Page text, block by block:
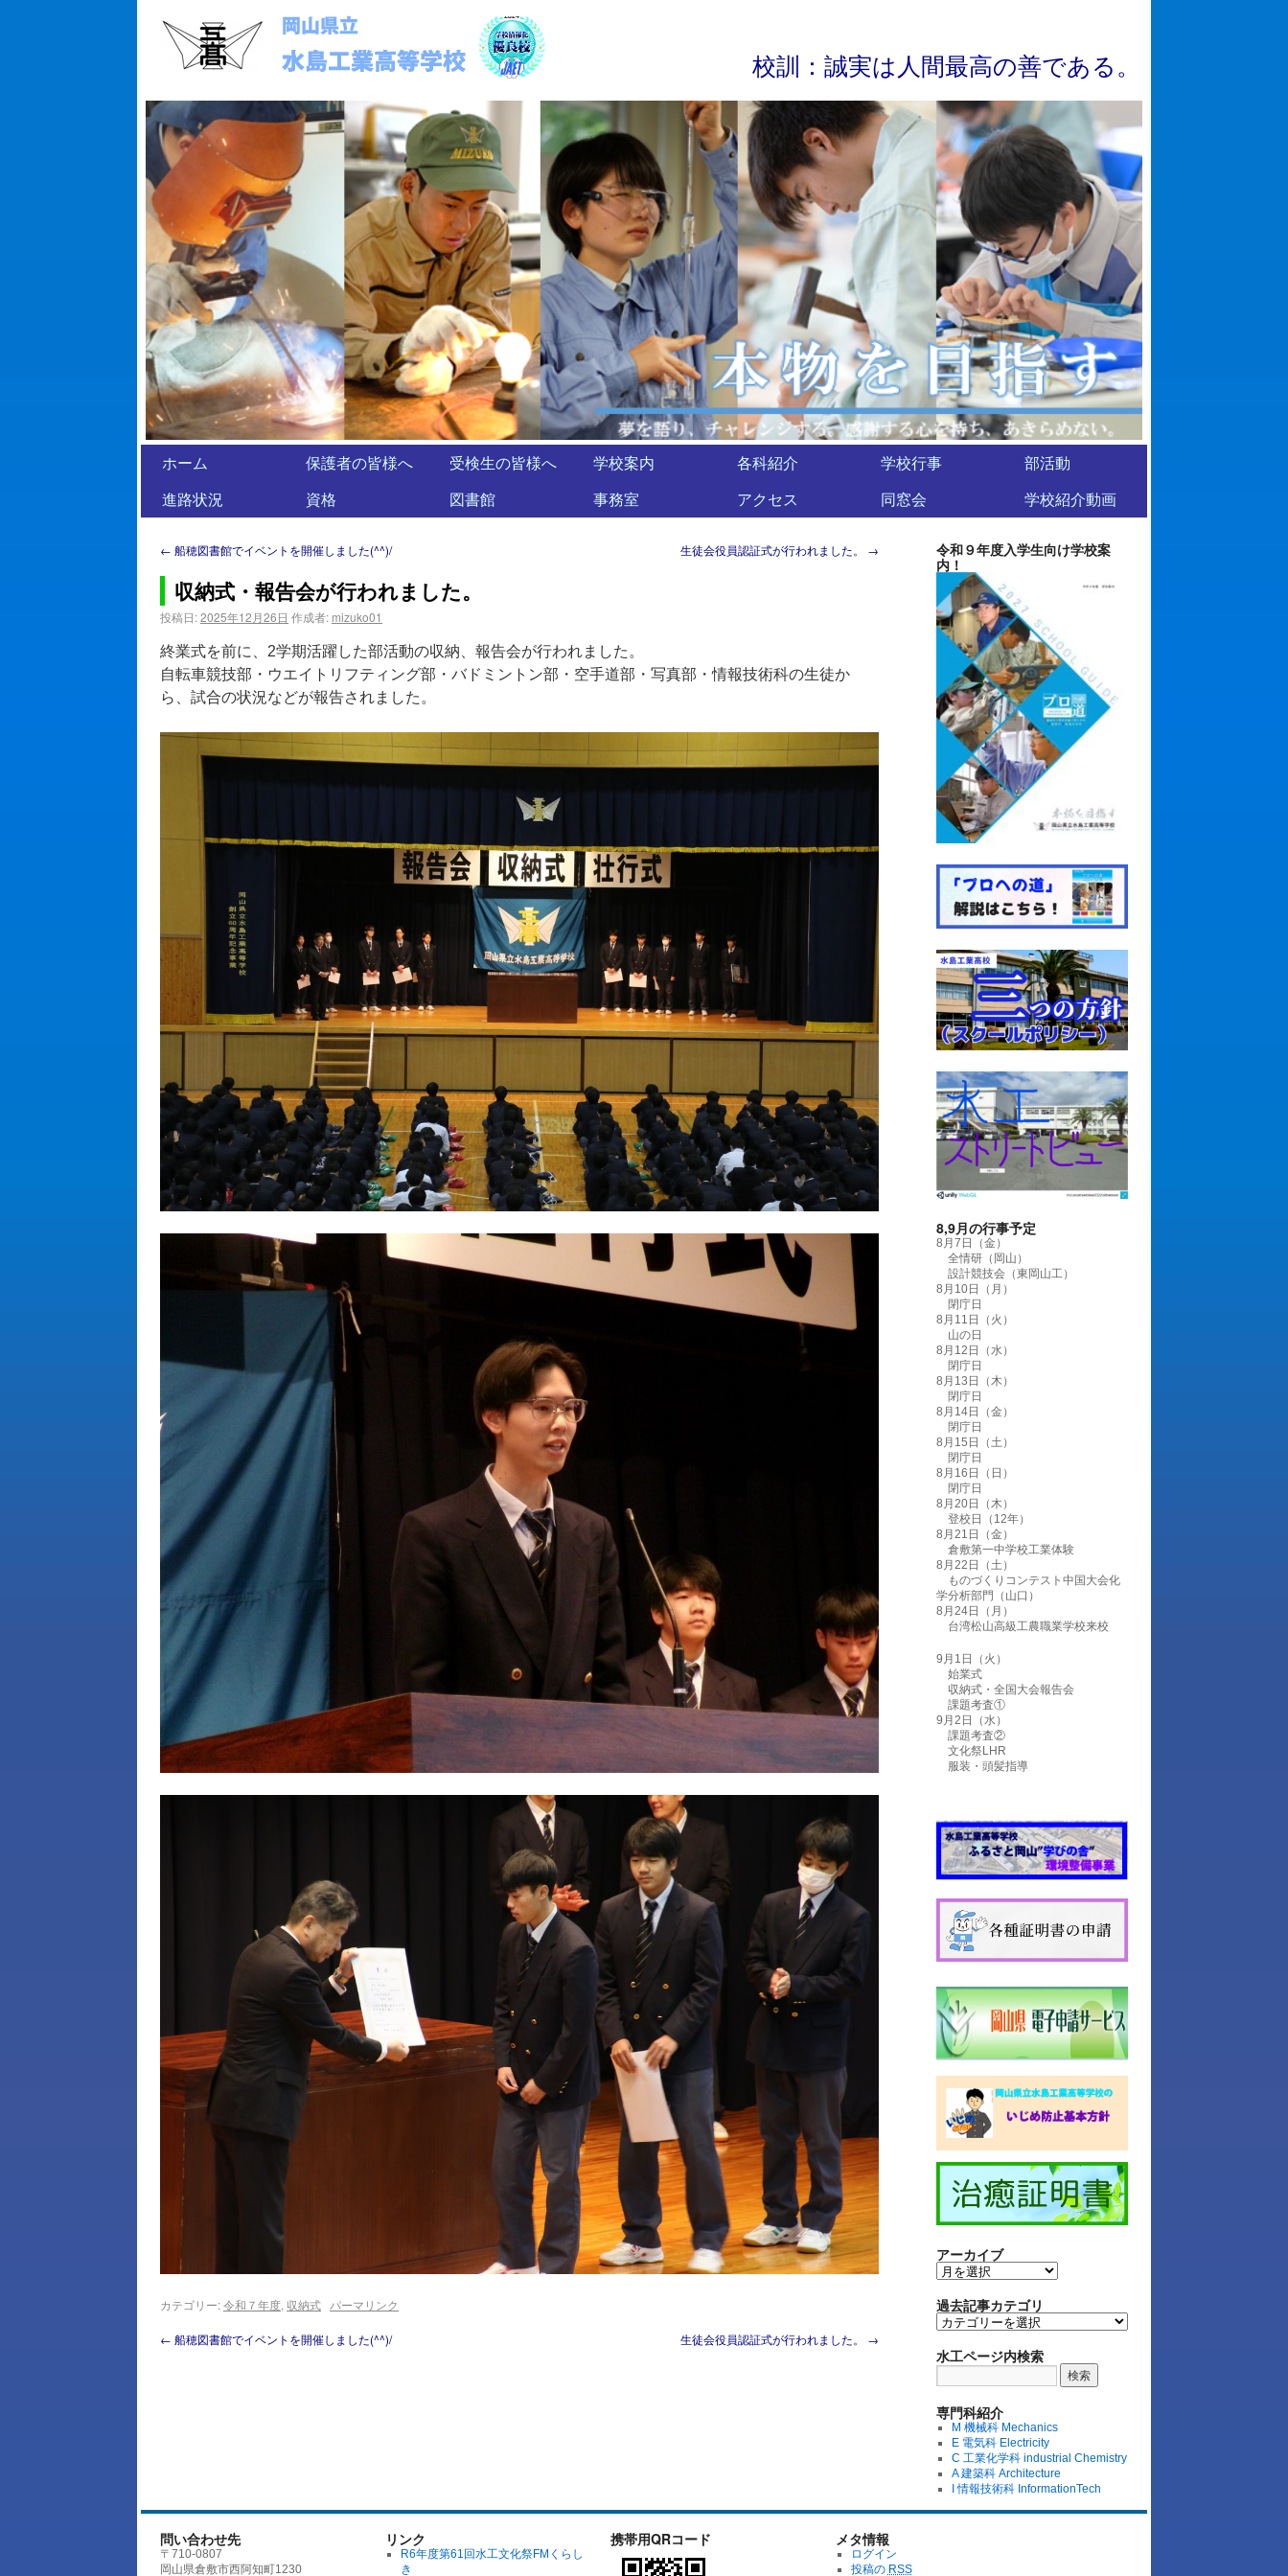
校訓 ： 誠実は 人 間最高の善であ る 。
ホーム 保護者の皆様へ 受検生の皆様へ 学校案内 各科紹介 学校行事
部活動
進路状況
資格 図書館 事務室 アクセス 同窓会 学校紹介動画
← 船穂図書館でイベントを開催しました(^^)/ 生徒会役員認証式が行われました。 →
収納式・報告会が行われました。
投稿日:2025年12月26日 作成者: mizuko01
終業式を前に、2学期活躍した部活動の収納、報告会が行われました。
自転車競技部・ウエイトリフティング部・バドミントン部・空手道部・写真部・情報技術科の生徒か
ら、試合の状況などが報告されました。
カテゴリー:令和７年度, 収納式 パーマリンク
← 船穂図書館でイベントを開催しました(^^)/ 生徒会役員認証式が行われました。 →
令和９年度入学生向け学校案
内！
8,9月の行事予定
8月7日（金）
全情研（岡山）
設計競技会（東岡山工）
8月10日（月）
閉庁日
8月11日（火）
山の日
8月12日（水）
閉庁日
8月13日（木）
閉庁日
8月14日（金）
閉庁日
8月15日（土）
閉庁日
8月16日（日）
閉庁日
8月20日（木）
登校日（12年）
8月21日（金）
倉敷第一中学校工業体験
8月22日（土）
ものづくりコンテスト中国大会化
学分析部門（山口）
8月24日（月）
台湾松山高級工農職業学校来校
9月1日（火）
始業式
収納式・全国大会報告会
課題考査①
9月2日（水）
課題考査②
文化祭LHR
服装・頭髪指導
アーカイブ
過去記事カテゴリ
水工ページ内検索
専門科紹介
M 機械科 Mechanics
E 電気科 Electricity
C 工業化学科 industrial Chemistry
A 建築科 Architecture
I 情報技術科 InformationTech
問い合わせ先
〒710-0807
岡山県倉敷市西阿知町1230
リンク
R6年度第61回水工文化祭FMくらし
き
携帯用QRコード メタ情報
ログイン
投稿の RSS